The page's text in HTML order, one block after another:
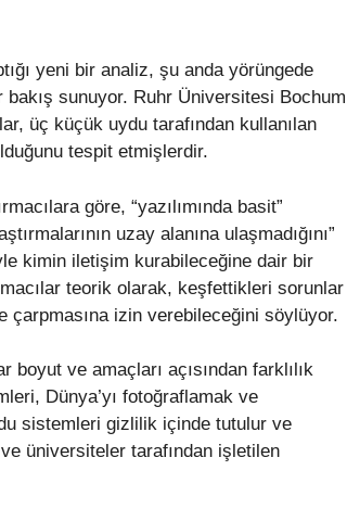
yeni bir analiz, şu anda yörüngede
bakış sunuyor. Ruhr Üniversitesi Bochum
üç küçük uydu tarafından kullanılan
tespit etmişlerdir.
göre, “yazılımında basit”
uzay alanına ulaşmadığını”
kimin iletişim kurabileceğine dair bir
teorik olarak, keşfettikleri sorunlar
çarpmasına izin verebileceğini söylüyor.
ve amaçları açısından farklılık
Dünya’yı fotoğraflamak ve
sistemleri gizlilik içinde tutulur ve
üniversiteler tarafından işletilen